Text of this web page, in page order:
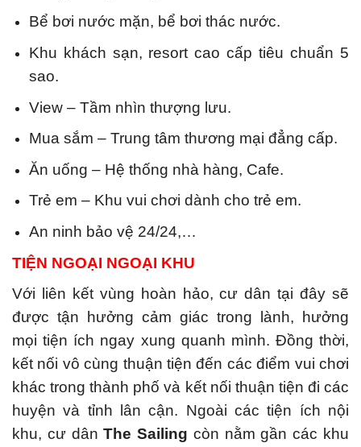
Bể bơi nước mặn, bể bơi thác nước.
Khu khách sạn, resort cao cấp tiêu chuẩn 5
sao.
View – Tầm nhìn thượng lưu.
Mua sắm – Trung tâm thương mại đẳng cấp.
Ăn uống – Hệ thống nhà hàng, Cafe.
Trẻ em – Khu vui chơi dành cho trẻ em.
An ninh bảo vệ 24/24,…
TIỆN NGOẠI NGOẠI KHU
Với liên kết vùng hoàn hảo, cư dân tại đây sẽ
được tận hưởng cảm giác trong lành, hưởng
mọi tiện ích ngay xung quanh mình. Đồng thời,
kết nối vô cùng thuận tiện đến các điểm vui chơi
khác trong thành phố và kết nối thuận tiện đi các
huyện và tỉnh lân cận. Ngoài các tiện ích nội
khu, cư dânThe Sailing còn nằm gần các khu